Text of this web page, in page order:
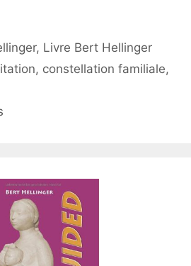
, Livre Bert Hellinger
, constellation familiale,